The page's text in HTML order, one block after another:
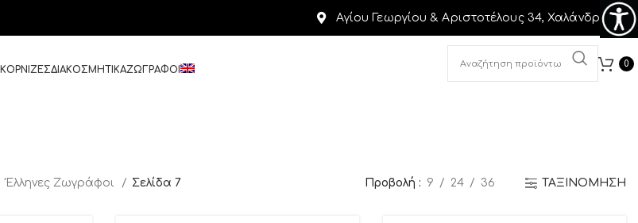
Αγίου Γεωργίου & Αριστοτέλους 34, Χαλάνδρι
ΚΟΡΝΙΖΕΣΔΙΑΚΟΣΜΗΤΙΚΑΖΩΓΡΑΦΟΙ
0
Έλληνες Ζωγράφοι Σελίδα 7 Προβολή 9 24 36 ΤΑΞΙΝΟΜΗΣΗ